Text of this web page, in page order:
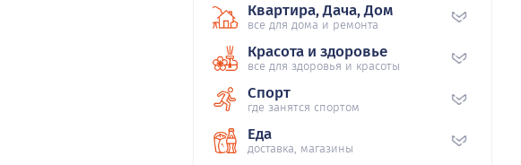
Квартира, Дача, Дом
все для дома и ремонта
Красота и здоровье
все для здоровья и красоты
Спорт
где занятся спортом
Еда
доставка, магазины